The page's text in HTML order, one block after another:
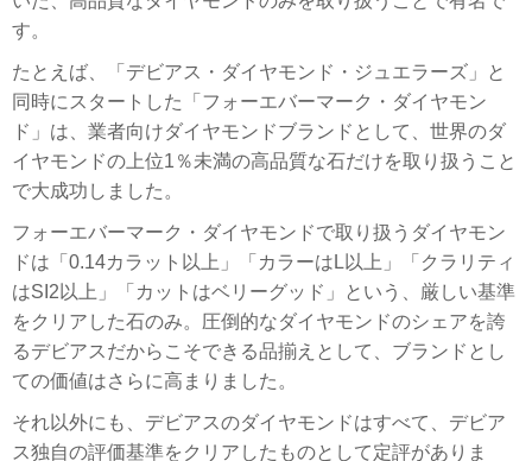
す。
たとえば、「デビアス・ダイヤモンド・ジュエラーズ」と
同時にスタートした「フォーエバーマーク・ダイヤモン
ド」は、業者向けダイヤモンドブランドとして、世界のダ
イヤモンドの上位1％未満の高品質な石だけを取り扱うこと
で大成功しました。
フォーエバーマーク・ダイヤモンドで取り扱うダイヤモン
ドは「0.14カラット以上」「カラーはL以上」「クラリティ
はSI2以上」「カットはベリーグッド」という、厳しい基準
をクリアした石のみ。圧倒的なダイヤモンドのシェアを誇
るデビアスだからこそできる品揃えとして、ブランドとし
ての価値はさらに高まりました。
それ以外にも、デビアスのダイヤモンドはすべて、デビア
ス独自の評価基準をクリアしたものとして定評がありま